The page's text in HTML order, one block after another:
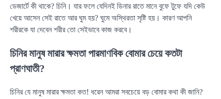
ডেজার্টে কী থাকে? চিনি। যার ফলে যেদিনই ডিনার রাতে মানে বুফে টুফে যদি কেউ
খেয়ে আসেন সেই রাতে আর ঘুম হয়? ঘুমে অস্থিরতা সৃষ্টি হয়। কারণ আপনি
শরীরকে যা দেবেন শরীর তো সেইভাবে কাজ করবে।
চিনির মানুষ মারার ক্ষমতা পারমাণবিক বোমার চেয়ে কতটা
প্রাণঘাতী?
চিনির যে মানুষ মারার ক্ষমতা কত! ধরেন আমরা সবচেয়ে বড় বোমার কথা কী জানি?